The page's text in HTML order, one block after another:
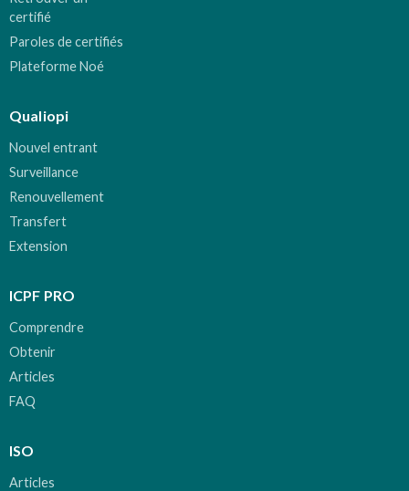
certifié
Paroles de certifiés
Plateforme Noé
Qualiopi
Nouvel entrant
Surveillance
Renouvellement
Transfert
Extension
ICPF PRO
Comprendre
Obtenir
Articles
FAQ
ISO
Articles